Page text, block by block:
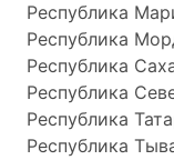
Республика
Республика
Республика
Республика
Республика
Республика